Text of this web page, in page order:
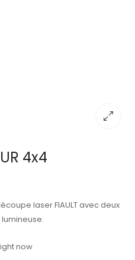
4x4
laser FIAULT avec deux
now